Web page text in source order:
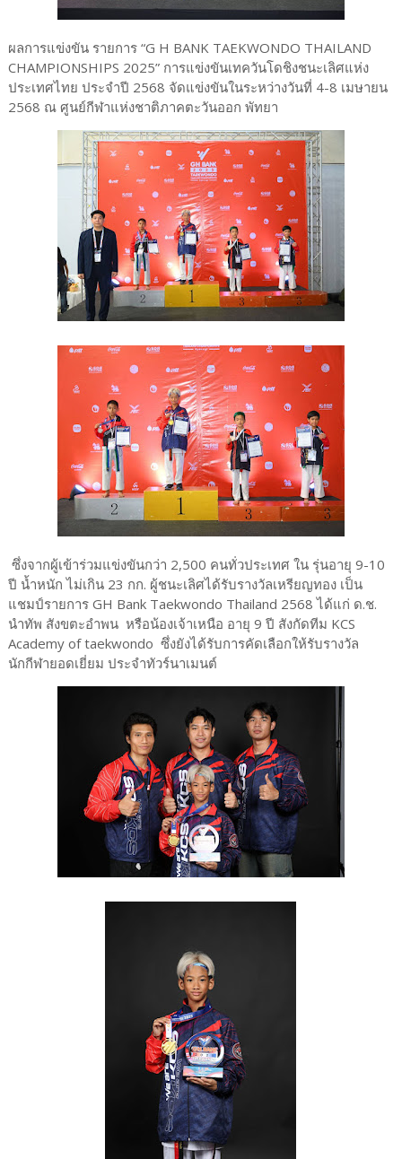
ผลการแข่งขัน รายการ “G H BANK TAEKWONDO THAILAND
CHAMPIONSHIPS 2025” การแข่งขันเทควันโดชิงชนะเลิศแห่ง
ประเทศไทย ประจำปี 2568 จัดแข่งขันในระหว่างวันที่ 4-8 เมษายน
2568 ณ ศูนย์กีฬาแห่งชาติภาคตะวันออก พัทยา
ซึ่งจากผู้เข้าร่วมแข่งขันกว่า 2,500 คนทั่วประเทศ ใน รุ่นอายุ 9-10
ปี น้ำหนัก ไม่เกิน 23 กก. ผู้ชนะเลิศได้รับรางวัลเหรียญทอง เป็น
แชมป์รายการ GH Bank Taekwondo Thailand 2568 ได้แก่ ด.ช.
นำทัพ สังขตะอำพน หรือน้องเจ้าเหนือ อายุ 9 ปี สังกัดทีม KCS
Academy of taekwondo ซึ่งยังได้รับการคัดเลือกให้รับรางวัล
นักกีฬายอดเยี่ยม ประจำทัวร์นาเมนต์